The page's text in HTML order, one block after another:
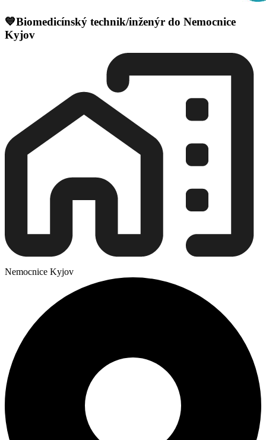
💙Biomedicínský technik/inženýr do Nemocnice
Kyjov
Nemocnice Kyjov